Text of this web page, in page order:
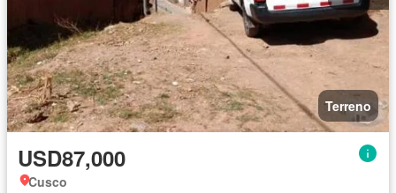
Terreno
USD87,000
Cusco